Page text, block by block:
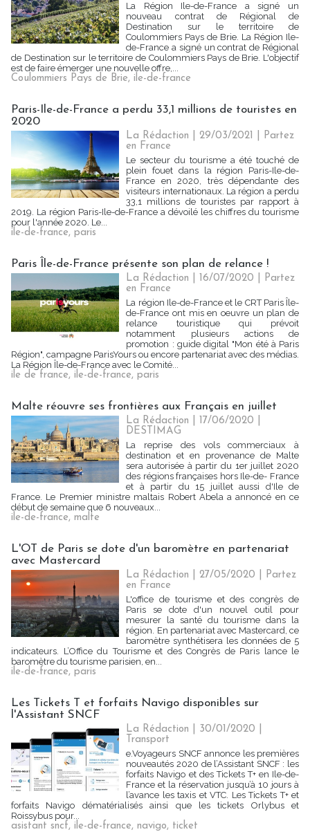
La Région Ile-de-France a signé un
nouveau contrat de Régional de
Destination sur le territoire de
Coulommiers Pays de Brie. La Région Ile-
de-France a signé un contrat de Régional
de Destination sur le territoire de Coulommiers Pays de Brie. L'objectif
est de faire émerger une nouvelle offre,...
Coulommiers Pays de Brie, ile-de-france
Paris-Ile-de-France a perdu 33,1 millions de touristes en
2020
La Rédaction | 29/03/2021
Partez
en France
Le secteur du tourisme a été touché de
plein fouet dans la région Paris-Ile-de-
France en 2020, très dépendante des
visiteurs internationaux. La région a perdu
33,1 millions de touristes par rapport à
2019. La région Paris-Ile-de-France a dévoilé les chiffres du tourisme
pour l'année 2020. Le...
ile-de-france, paris
Paris Île-de-France présente son plan de relance !
La Rédaction | 16/07/2020
Partez
en France
La région Ile-de-France et le CRT Paris Île-
de-France ont mis en oeuvre un plan de
relance touristique qui prévoit
notamment plusieurs actions de
promotion : guide digital "Mon été à Paris
Région", campagne ParisYours ou encore partenariat avec des médias.
La Région Île-de-France avec le Comité...
ile de france, ile-de-france, paris
Malte réouvre ses frontières aux Français en juillet
La Rédaction | 17/06/2020
DESTIMAG
La reprise des vols commerciaux à
destination et en provenance de Malte
sera autorisée à partir du 1er juillet 2020
des régions françaises hors Ile-de- France
et à partir du 15 juillet aussi d'Ile de
France. Le Premier ministre maltais Robert Abela a annoncé en ce
début de semaine que 6 nouveaux...
ile-de-france, malte
L'OT de Paris se dote d'un baromètre en partenariat
avec Mastercard
La Rédaction | 27/05/2020
Partez
en France
L'office de tourisme et des congrès de
Paris se dote d'un nouvel outil pour
mesurer la santé du tourisme dans la
région. En partenariat avec Mastercard, ce
baromètre synthétisera les données de 5
indicateurs. L’Office du Tourisme et des Congrès de Paris lance le
baromètre du tourisme parisien, en...
ile-de-france, paris
Les Tickets T et forfaits Navigo disponibles sur
l'Assistant SNCF
La Rédaction | 30/01/2020
Transport
e.Voyageurs SNCF annonce les premières
nouveautés 2020 de l’Assistant SNCF : les
forfaits Navigo et des Tickets T+ en Ile-de-
France et la réservation jusqu’à 10 jours à
l’avance les taxis et VTC. Les Tickets T+ et
forfaits Navigo dématérialisés ainsi que les tickets Orlybus et
Roissybus pour...
asistant sncf, ile-de-france, navigo, ticket